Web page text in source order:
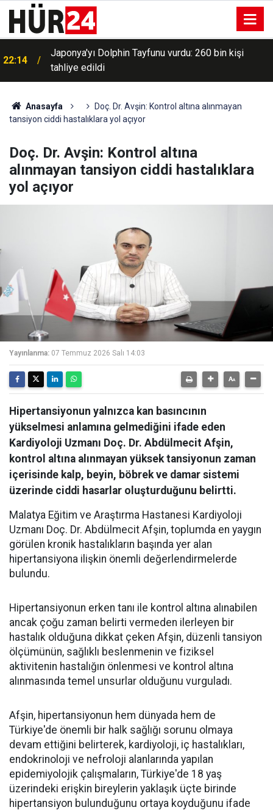
21:58
Menderes Belediye Başkanı İlkay Çiçek görevden
uzaklaştırıldı
Anasayfa
Doç. Dr. Avşin: Kontrol altına alınmayan
tansiyon ciddi hastalıklara yol açıyor
Doç. Dr. Avşin: Kontrol altına
alınmayan tansiyon ciddi hastalıklara
yol açıyor
Yayınlanma: 07 Temmuz 2026 Salı 14:03
Hipertansiyonun yalnızca kan basıncının
yükselmesi anlamına gelmediğini ifade eden
Kardiyoloji Uzmanı Doç. Dr. Abdülmecit Afşin,
kontrol altına alınmayan yüksek tansiyonun zaman
içerisinde kalp, beyin, böbrek ve damar sistemi
üzerinde ciddi hasarlar oluşturduğunu belirtti.
Malatya Eğitim ve Araştırma Hastanesi Kardiyoloji
Uzmanı Doç. Dr. Abdülmecit Afşin, toplumda en yaygın
görülen kronik hastalıkların başında yer alan
hipertansiyona ilişkin önemli değerlendirmelerde
bulundu.
Hipertansiyonun erken tanı ile kontrol altına alınabilen
ancak çoğu zaman belirti vermeden ilerleyen bir
hastalık olduğuna dikkat çeken Afşin, düzenli tansiyon
ölçümünün, sağlıklı beslenmenin ve fiziksel
aktivitenin hastalığın önlenmesi ve kontrol altına
alınmasında temel unsurlar olduğunu vurguladı.
Afşin, hipertansiyonun hem dünyada hem de
Türkiye'de önemli bir halk sağlığı sorunu olmaya
devam ettiğini belirterek, kardiyoloji, iç hastalıkları,
endokrinoloji ve nefroloji alanlarında yapılan
epidemiyolojik çalışmaların, Türkiye'de 18 yaş
üzerindeki erişkin bireylerin yaklaşık üçte birinde
hipertansiyon bulunduğunu ortaya koyduğunu ifade